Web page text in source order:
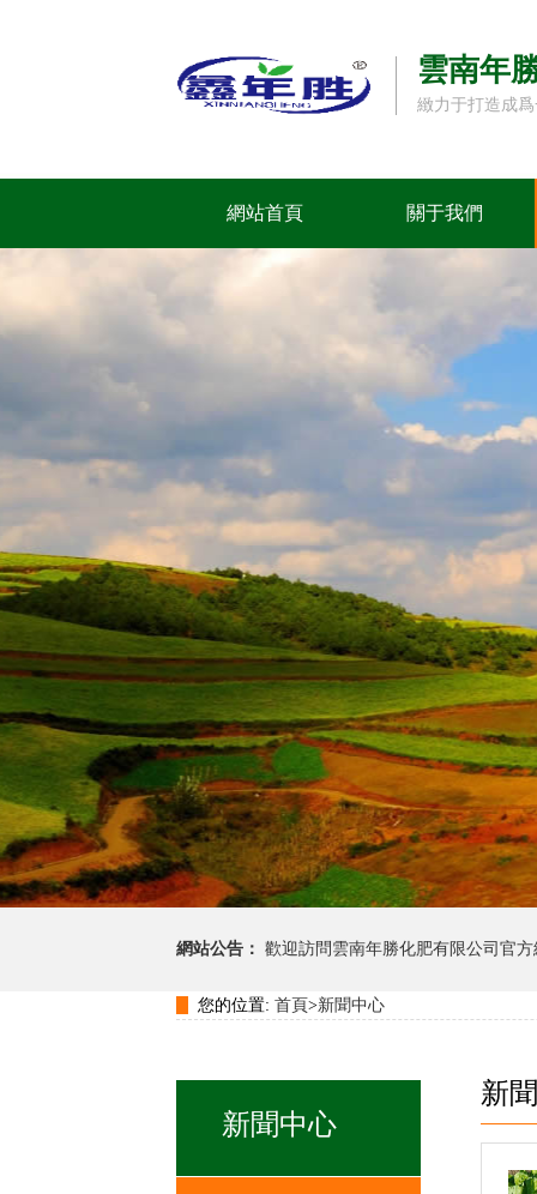
雲南年
緻力于打造成
網站首頁 關于我們
網站公告： 歡迎訪問雲南年勝化肥有限公司官方
您的位置: 首頁>新聞中心
新聞中心
新